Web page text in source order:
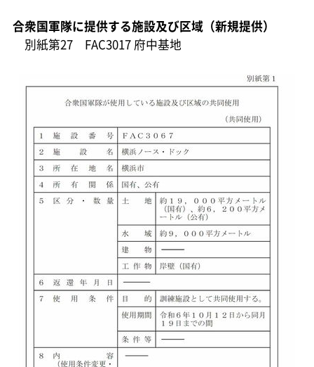
合衆国軍隊に提供する施設及び区域（新規提供）
別紙第27 FAC3017 府中基地